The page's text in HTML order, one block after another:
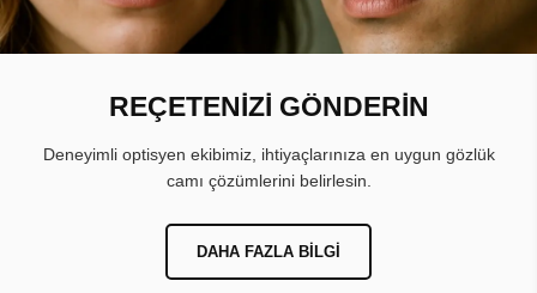
REÇETENİZİ GÖNDERİN
Deneyimli optisyen ekibimiz, ihtiyaçlarınıza en uygun gözlük
camı çözümlerini belirlesin.
DAHA FAZLA BILGI